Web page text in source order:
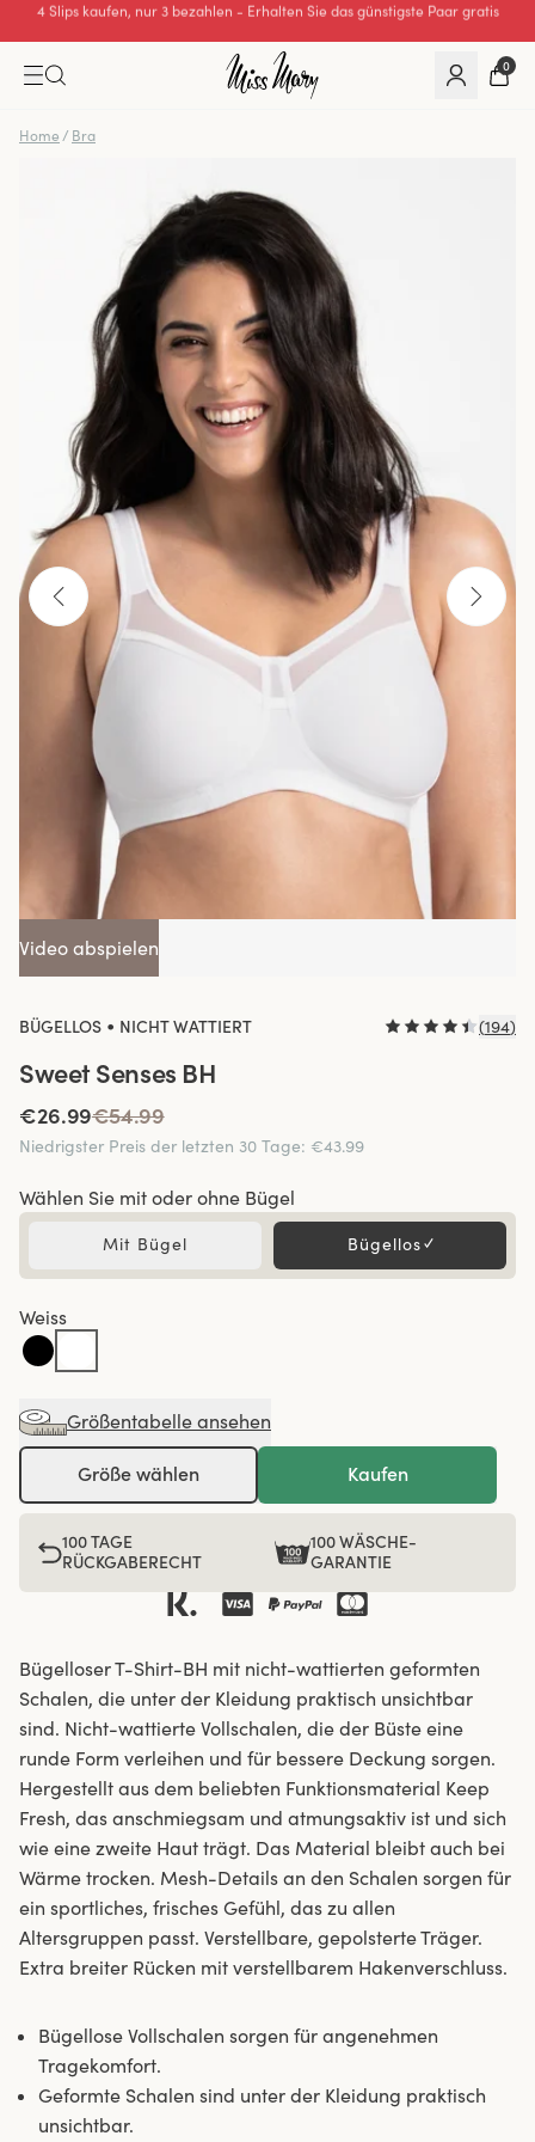
Hervorragende 0 von 5
0
Home / Bra
Video abspielen
BÜGELLOS • NICHT WATTIERT (194)
Sweet Senses BH
€26.99€54.99
Niedrigster Preis der letzten 30 Tage: €43.99
Wählen Sie mit oder ohne Bügel
Mit Bügel Bügellos✓
Weiss
Größentabelle ansehen
Größe wählen Kaufen
100 TAGE
RÜCKGABERECHT
100 WÄSCHE-
GARANTIE
Bügelloser T-Shirt-BH mit nicht-wattierten geformten
Schalen, die unter der Kleidung praktisch unsichtbar
sind. Nicht-wattierte Vollschalen, die der Büste eine
runde Form verleihen und für bessere Deckung sorgen.
Hergestellt aus dem beliebten Funktionsmaterial Keep
Fresh, das anschmiegsam und atmungsaktiv ist und sich
wie eine zweite Haut trägt. Das Material bleibt auch bei
Wärme trocken. Mesh-Details an den Schalen sorgen für
ein sportliches, frisches Gefühl, das zu allen
Altersgruppen passt. Verstellbare, gepolsterte Träger.
Extra breiter Rücken mit verstellbarem Hakenverschluss.
Bügellose Vollschalen sorgen für angenehmen
Tragekomfort.
Geformte Schalen sind unter der Kleidung praktisch
unsichtbar.